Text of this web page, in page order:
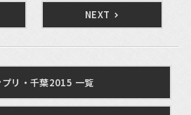
NEXT
プリ・千葉2015 一覧